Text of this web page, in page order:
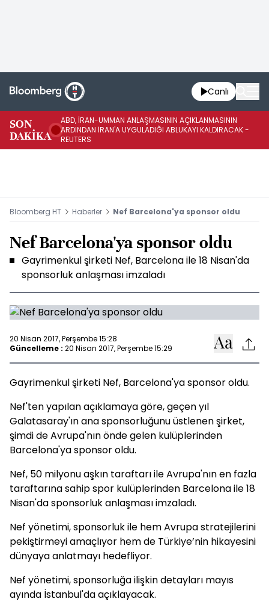
Canlı
SON
DAKİKA
ABD, İRAN-UMMAN ANLAŞMASININ AÇIKLANMASININ
ARDINDAN İRAN'A UYGULADIĞI ABLUKAYI KALDIRACAK -
REUTERS
Bloomberg HT Haberler Nef Barcelona'ya sponsor oldu
Nef Barcelona'ya sponsor oldu
Gayrimenkul şirketi Nef, Barcelona ile 18 Nisan'da
sponsorluk anlaşması imzaladı
20 Nisan 2017, Perşembe 15:28
Güncelleme : 20 Nisan 2017, Perşembe 15:29
Gayrimenkul şirketi Nef, Barcelona'ya sponsor oldu.
Nef'ten yapılan açıklamaya göre, geçen yıl
Galatasaray'ın ana sponsorluğunu üstlenen şirket,
şimdi de Avrupa'nın önde gelen kulüplerinden
Barcelona'ya sponsor oldu.
Nef, 50 milyonu aşkın taraftarı ile Avrupa'nın en fazla
taraftarına sahip spor kulüplerinden Barcelona ile 18
Nisan'da sponsorluk anlaşması imzaladı.
Nef yönetimi, sponsorluk ile hem Avrupa stratejilerini
pekiştirmeyi amaçlıyor hem de Türkiye’nin hikayesini
dünyaya anlatmayı hedefliyor.
Nef yönetimi, sponsorluğa ilişkin detayları mayıs
ayında İstanbul'da açıklayacak.